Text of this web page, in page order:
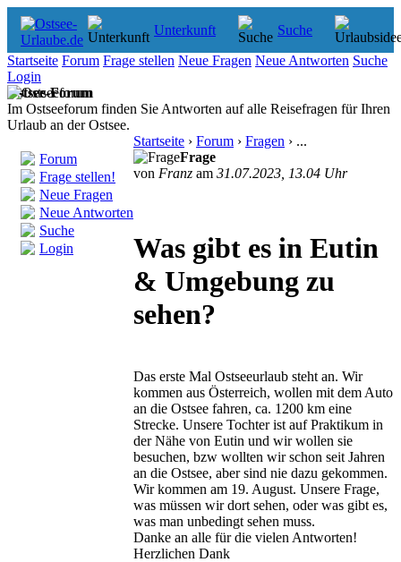
Unterkunft Suche
Startseite Forum Frage stellen Neue Fragen Neue Antworten Suche
Login
Ostsee-Forum
Im Ostseeforum finden Sie Antworten auf alle Reisefragen für Ihren
Urlaub an der Ostsee.
Forum
Frage stellen!
Neue Fragen
Neue Antworten
Suche
Login
Startseite › Forum › Fragen › ...
Frage
von Franz am 31.07.2023, 13.04 Uhr
Was gibt es in Eutin
& Umgebung zu
sehen?
Das erste Mal Ostseeurlaub steht an. Wir
kommen aus Österreich, wollen mit dem Auto
an die Ostsee fahren, ca. 1200 km eine
Strecke. Unsere Tochter ist auf Praktikum in
der Nähe von Eutin und wir wollen sie
besuchen, bzw wollten wir schon seit Jahren
an die Ostsee, aber sind nie dazu gekommen.
Wir kommen am 19. August. Unsere Frage,
was müssen wir dort sehen, oder was gibt es,
was man unbedingt sehen muss.
Danke an alle für die vielen Antworten!
Herzlichen Dank